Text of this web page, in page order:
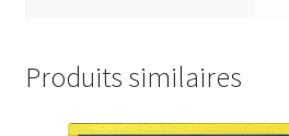
Produits similaires